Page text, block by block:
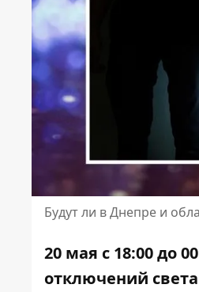
Будут ли в Днепре и
20 мая с 18:00 до
отключений